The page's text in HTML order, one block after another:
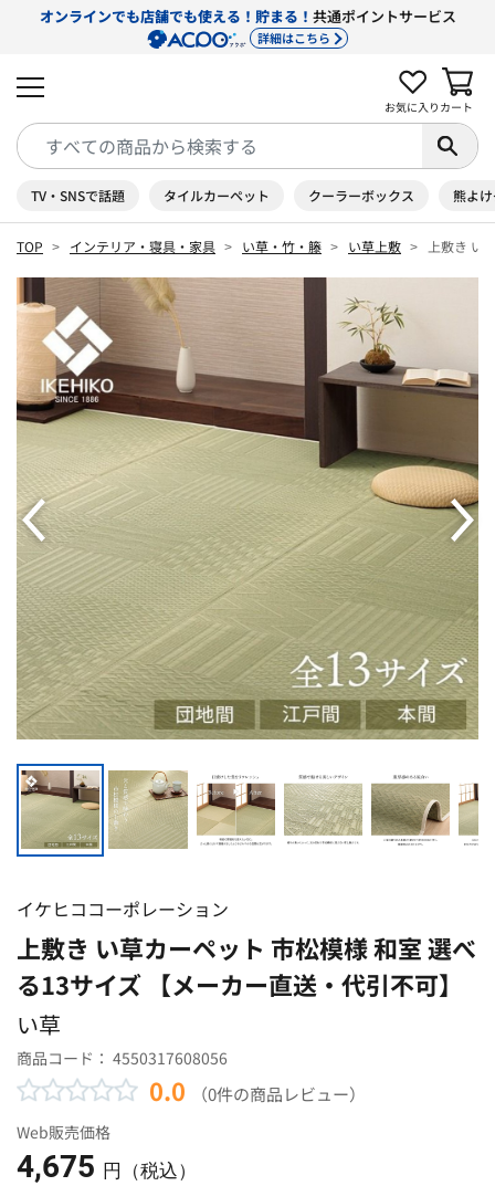
オンラインでも店舗でも使える！貯まる！ 共通ポイントサービス
詳細はこちら
お気に入り カート
TV・SNSで話題 タイルカーペット クーラーボックス 熊よ
TOP インテリア・寝具・家具 い草・竹・籐 い草上敷 上敷き い
イケヒココーポレーション
上敷き い草カーペット 市松模様 和室 選べ
る13サイズ 【メーカー直送・代引不可】
い草
商品コード： 4550317608056
0.0 （0件の商品レビュー）
Web販売価格
4,675 円（税込）